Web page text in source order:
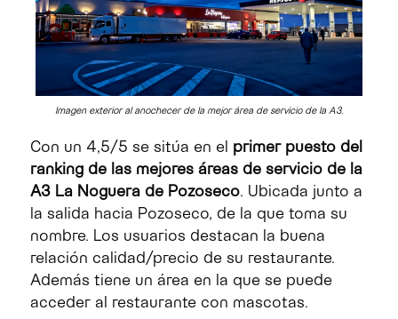
Imagen exterior al anochecer de la mejor área de servicio de la A3.
Con un 4,5/5 se sitúa en el primer puesto del
ranking de las mejores áreas de servicio de la
A3 La Noguera de Pozoseco. Ubicada junto a
la salida hacia Pozoseco, de la que toma su
nombre. Los usuarios destacan la buena
relación calidad/precio de su restaurante.
Además tiene un área en la que se puede
acceder al restaurante con mascotas.